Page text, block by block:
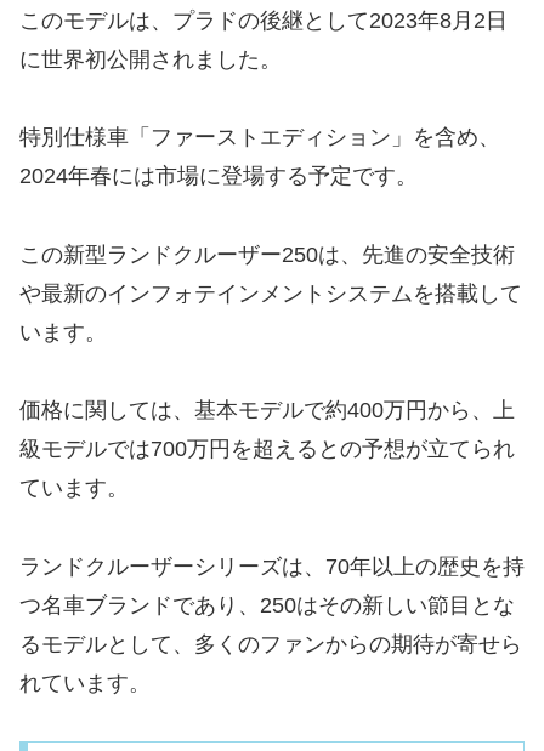
このモデルは、プラドの後継として2023年8月2日
に世界初公開されました。
特別仕様車「ファーストエディション」を含め、
2024年春には市場に登場する予定です。
この新型ランドクルーザー250は、先進の安全技術
や最新のインフォテインメントシステムを搭載して
います。
価格に関しては、基本モデルで約400万円から、上
級モデルでは700万円を超えるとの予想が立てられ
ています。
ランドクルーザーシリーズは、70年以上の歴史を持
つ名車ブランドであり、250はその新しい節目とな
るモデルとして、多くのファンからの期待が寄せら
れています。